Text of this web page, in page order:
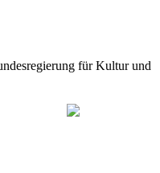
für Kultur und